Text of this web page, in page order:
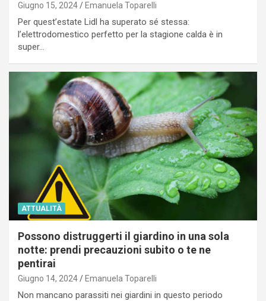
Giugno 15, 2024 Emanuela Toparelli
Per quest’estate Lidl ha superato sé stessa:
l’elettrodomestico perfetto per la stagione calda è in
super…
ATTUALITÀ
Possono distruggerti il giardino in una sola
notte: prendi precauzioni subito o te ne
pentirai
Giugno 14, 2024 Emanuela Toparelli
Non mancano parassiti nei giardini in questo periodo